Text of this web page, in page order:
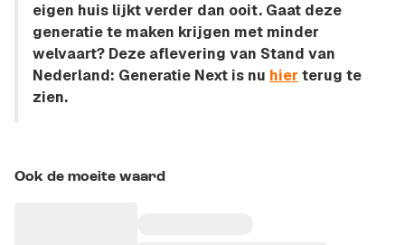
eigen huis lijkt verder dan ooit. Gaat deze
generatie te maken krijgen met minder
welvaart? Deze aflevering van Stand van
Nederland: Generatie Next is nu hier terug te
zien.
Ook de moeite waard